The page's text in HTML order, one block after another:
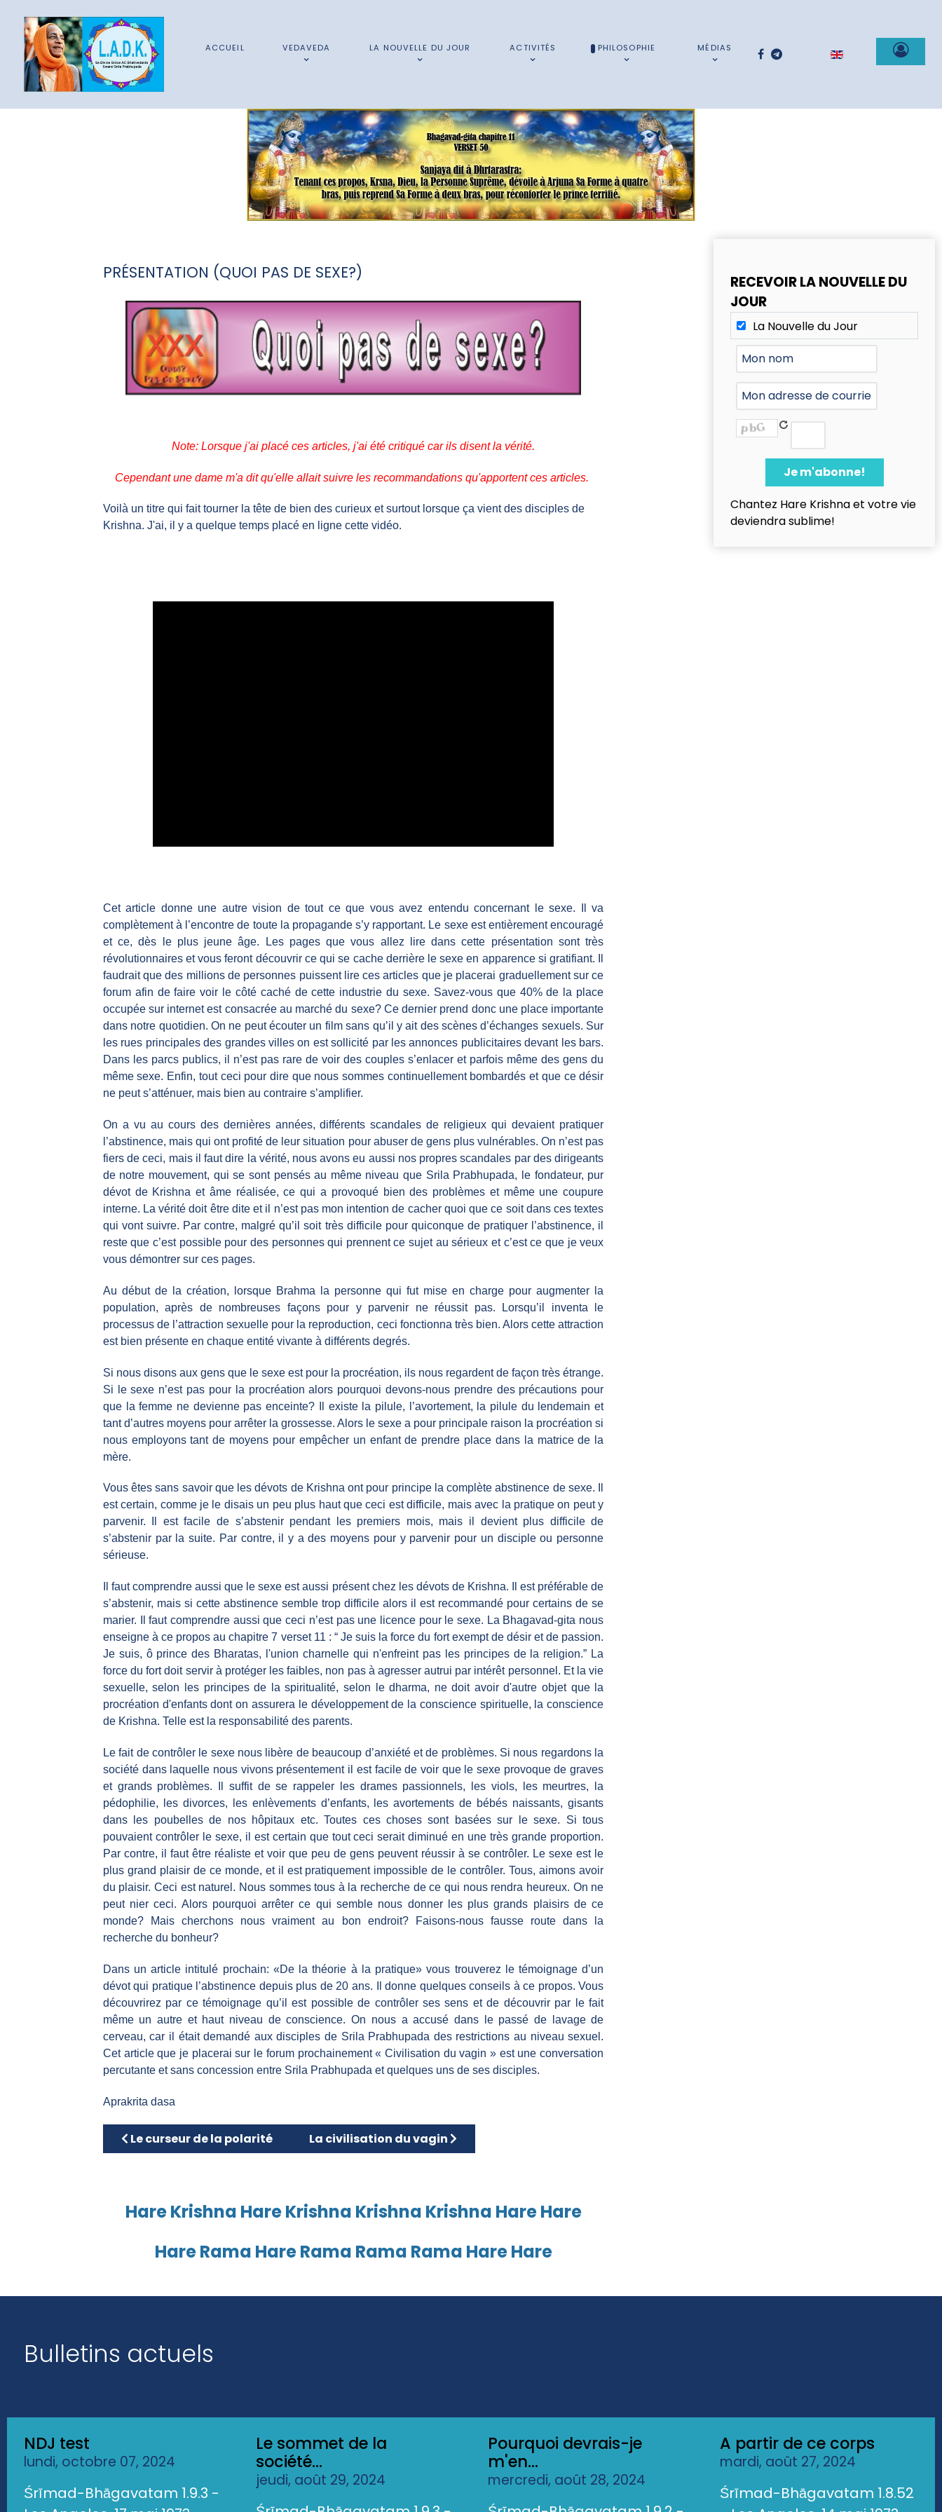
ACCUEIL VEDAVEDA LA NOUVELLE DU JOUR ACTIVITÉS PHILOSOPHIE MÉDIAS Sélectionnez votre
PRÉSENTATION (QUOI PAS DE SEXE?)
Note: Lorsque j'ai placé ces articles, j'ai été critiqué car ils disent la vérité.
Cependant une dame m'a dit qu'elle allait suivre les recommandations qu'apportent ces articles.
Voilà un titre qui fait tourner la tête de bien des curieux et surtout lorsque ça vient des disciples de
Krishna. J'ai, il y a quelque temps placé en ligne cette vidéo.
Cet article donne une autre vision de tout ce que vous avez entendu concernant le sexe. Il va
complètement à l’encontre de toute la propagande s’y rapportant. Le sexe est entièrement encouragé
et ce, dès le plus jeune âge. Les pages que vous allez lire dans cette présentation sont très
révolutionnaires et vous feront découvrir ce qui se cache derrière le sexe en apparence si gratifiant. Il
faudrait que des millions de personnes puissent lire ces articles que je placerai graduellement sur ce
forum afin de faire voir le côté caché de cette industrie du sexe. Savez-vous que 40% de la place
occupée sur internet est consacrée au marché du sexe? Ce dernier prend donc une place importante
dans notre quotidien. On ne peut écouter un film sans qu’il y ait des scènes d’échanges sexuels. Sur
les rues principales des grandes villes on est sollicité par les annonces publicitaires devant les bars.
Dans les parcs publics, il n’est pas rare de voir des couples s’enlacer et parfois même des gens du
même sexe. Enfin, tout ceci pour dire que nous sommes continuellement bombardés et que ce désir
ne peut s’atténuer, mais bien au contraire s’amplifier.
On a vu au cours des dernières années, différents scandales de religieux qui devaient pratiquer
l’abstinence, mais qui ont profité de leur situation pour abuser de gens plus vulnérables. On n’est pas
fiers de ceci, mais il faut dire la vérité, nous avons eu aussi nos propres scandales par des dirigeants
de notre mouvement, qui se sont pensés au même niveau que Srila Prabhupada, le fondateur, pur
dévot de Krishna et âme réalisée, ce qui a provoqué bien des problèmes et même une coupure
interne. La vérité doit être dite et il n’est pas mon intention de cacher quoi que ce soit dans ces textes
qui vont suivre. Par contre, malgré qu’il soit très difficile pour quiconque de pratiquer l’abstinence, il
reste que c’est possible pour des personnes qui prennent ce sujet au sérieux et c’est ce que je veux
vous démontrer sur ces pages.
Au début de la création, lorsque Brahma la personne qui fut mise en charge pour augmenter la
population, après de nombreuses façons pour y parvenir ne réussit pas. Lorsqu’il inventa le
processus de l’attraction sexuelle pour la reproduction, ceci fonctionna très bien. Alors cette attraction
est bien présente en chaque entité vivante à différents degrés.
Si nous disons aux gens que le sexe est pour la procréation, ils nous regardent de façon très étrange.
Si le sexe n’est pas pour la procréation alors pourquoi devons-nous prendre des précautions pour
que la femme ne devienne pas enceinte? Il existe la pilule, l’avortement, la pilule du lendemain et
tant d’autres moyens pour arrêter la grossesse. Alors le sexe a pour principale raison la procréation si
nous employons tant de moyens pour empêcher un enfant de prendre place dans la matrice de la
mère.
Vous êtes sans savoir que les dévots de Krishna ont pour principe la complète abstinence de sexe. Il
est certain, comme je le disais un peu plus haut que ceci est difficile, mais avec la pratique on peut y
parvenir. Il est facile de s’abstenir pendant les premiers mois, mais il devient plus difficile de
s’abstenir par la suite. Par contre, il y a des moyens pour y parvenir pour un disciple ou personne
sérieuse.
Il faut comprendre aussi que le sexe est aussi présent chez les dévots de Krishna. Il est préférable de
s’abstenir, mais si cette abstinence semble trop difficile alors il est recommandé pour certains de se
marier. Il faut comprendre aussi que ceci n’est pas une licence pour le sexe. La Bhagavad-gita nous
enseigne à ce propos au chapitre 7 verset 11 : “ Je suis la force du fort exempt de désir et de passion.
Je suis, ô prince des Bharatas, l'union charnelle qui n'enfreint pas les principes de la religion.” La
force du fort doit servir à protéger les faibles, non pas à agresser autrui par intérêt personnel. Et la vie
sexuelle, selon les principes de la spiritualité, selon le dharma, ne doit avoir d'autre objet que la
procréation d'enfants dont on assurera le développement de la conscience spirituelle, la conscience
de Krishna. Telle est la responsabilité des parents.
Le fait de contrôler le sexe nous libère de beaucoup d’anxiété et de problèmes. Si nous regardons la
société dans laquelle nous vivons présentement il est facile de voir que le sexe provoque de graves
et grands problèmes. Il suffit de se rappeler les drames passionnels, les viols, les meurtres, la
pédophilie, les divorces, les enlèvements d’enfants, les avortements de bébés naissants, gisants
dans les poubelles de nos hôpitaux etc. Toutes ces choses sont basées sur le sexe. Si tous
pouvaient contrôler le sexe, il est certain que tout ceci serait diminué en une très grande proportion.
Par contre, il faut être réaliste et voir que peu de gens peuvent réussir à se contrôler. Le sexe est le
plus grand plaisir de ce monde, et il est pratiquement impossible de le contrôler. Tous, aimons avoir
du plaisir. Ceci est naturel. Nous sommes tous à la recherche de ce qui nous rendra heureux. On ne
peut nier ceci. Alors pourquoi arrêter ce qui semble nous donner les plus grands plaisirs de ce
monde? Mais cherchons nous vraiment au bon endroit? Faisons-nous fausse route dans la
recherche du bonheur?
Dans un article intitulé prochain: «De la théorie à la pratique» vous trouverez le témoignage d’un
dévot qui pratique l’abstinence depuis plus de 20 ans. Il donne quelques conseils à ce propos. Vous
découvrirez par ce témoignage qu’il est possible de contrôler ses sens et de découvrir par le fait
même un autre et haut niveau de conscience. On nous a accusé dans le passé de lavage de
cerveau, car il était demandé aux disciples de Srila Prabhupada des restrictions au niveau sexuel.
Cet article que je placerai sur le forum prochainement « Civilisation du vagin » est une conversation
percutante et sans concession entre Srila Prabhupada et quelques uns de ses disciples.
Aprakrita dasa
Article précédent : Le curseur de la polarité
Le curseur de la polarité Article suivant : La civilisation du vagin
La civilisation du vagin
Hare Krishna Hare Krishna Krishna Krishna Hare Hare
Hare Rama Hare Rama Rama Rama Hare Hare
RECEVOIR LA NOUVELLE DU
JOUR
La Nouvelle du Jour
Chantez Hare Krishna et votre vie
deviendra sublime!
Bulletins actuels
NDJ test
lundi, octobre 07, 2024
Śrīmad-Bhāgavatam 1.9.3 -
Le sommet de la
société...
jeudi, août 29, 2024
Pourquoi devrais-je
m'en...
mercredi, août 28, 2024
A partir de ce corps
mardi, août 27, 2024
Śrīmad-Bhāgavatam 1.8.52